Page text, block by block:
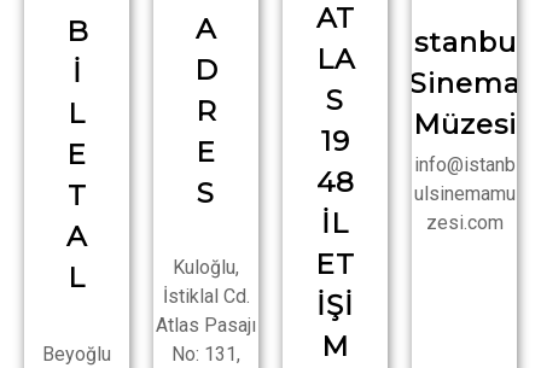
B
İ
L
E
T
A
L
Beyoğlu
A
D
R
E
S
Kuloğlu,
İstiklal Cd.
Atlas Pasajı
No: 131,
AT
LA
S
19
48
İL
ET
İŞİ
M
İstanbul
Sinema
Müzesi
info@istanb
ulsinemamu
zesi.com